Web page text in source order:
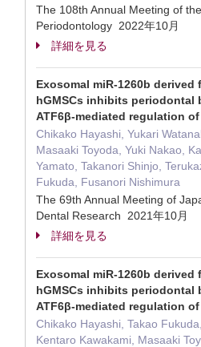
The 108th Annual Meeting of
Periodontology 2022年10月
詳細を見る
Exosomal miR-1260b derived
hGMSCs inhibits periodontal
ATF6β-mediated regulation of
Chikako Hayashi, Yukari
Masaaki Toyoda, Yuki Nakao,
Yamato, Takanori Shinjo,
Fukuda, Fusanori Nishimura
The 69th Annual Meeting of
Dental Research 2021年10月
詳細を見る
Exosomal miR-1260b derived
hGMSCs inhibits periodontal
ATF6β-mediated regulation of
Chikako Hayashi, Takao
Kentaro Kawakami, Masaaki